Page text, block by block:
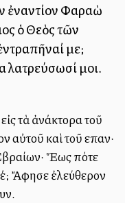
ἐναντίον Φαραὼ
ὁ Θεὸς τῶν
με;
λατρεύσωσί μοι.
τὰ ἀνάκτορα τοῦ
καὶ τοῦ εἶπαν·
Ἕως πότε
Ἄφησε ἐλεύθερον